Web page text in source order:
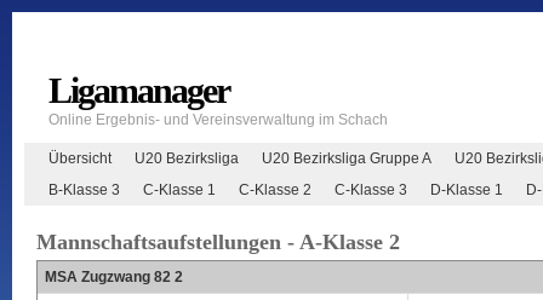
Ligamanager
Online Ergebnis- und Vereinsverwaltung im Schach
Übersicht U20 Bezirksliga U20 Bezirksliga Gruppe A
U20
B-Klasse 3
C-Klasse 1 C-Klasse 2 C-Klasse 3 D-Klasse 1
Mannschaftsaufstellungen - A-Klasse 2
MSA Zugzwang 82 2